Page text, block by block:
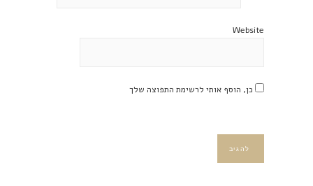
Website
כן, הוסף אותי לרשימת התפוצה שלך